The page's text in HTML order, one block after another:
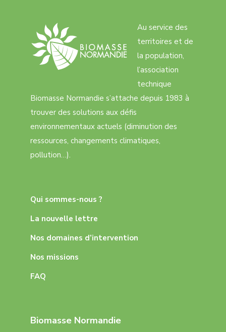
Au service des
territoires et de
la population,
l’association
technique
Biomasse Normandie s’attache depuis 1983 à
trouver des solutions aux défis
environnementaux actuels (diminution des
ressources, changements climatiques,
pollution…).
Qui sommes-nous ?
La nouvelle lettre
Nos domaines d’intervention
Nos missions
FAQ
Biomasse Normandie